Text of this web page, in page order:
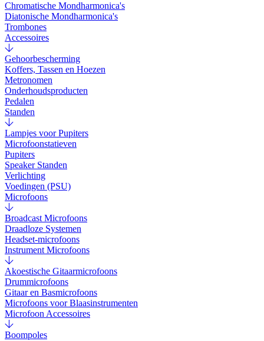
Chromatische Mondharmonica's
Diatonische Mondharmonica's
Trombones
Accessoires
Gehoorbescherming
Koffers, Tassen en Hoezen
Metronomen
Onderhoudsproducten
Pedalen
Standen
Lampjes voor Pupiters
Microfoonstatieven
Pupiters
Speaker Standen
Verlichting
Voedingen (PSU)
Microfoons
Broadcast Microfoons
Draadloze Systemen
Headset-microfoons
Instrument Microfoons
Akoestische Gitaarmicrofoons
Drummicrofoons
Gitaar en Basmicrofoons
Microfoons voor Blaasinstrumenten
Microfoon Accessoires
Boompoles